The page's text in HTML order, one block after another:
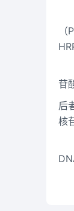
5
苷
后
核
6